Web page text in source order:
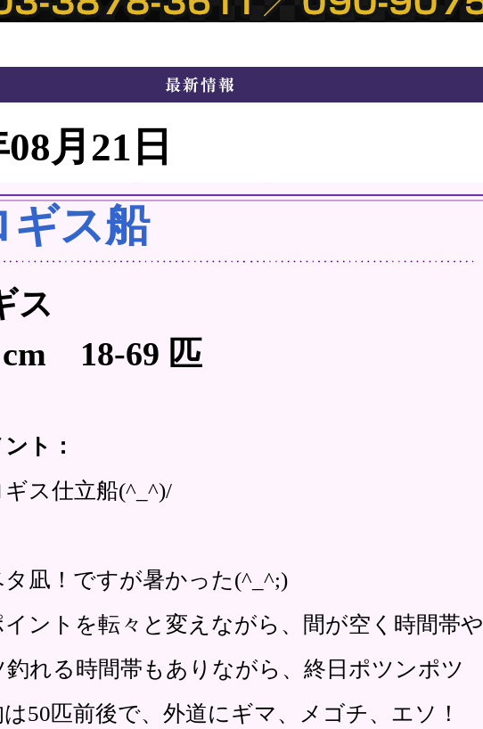
月21日
ギス船
ス
cm 18-69 匹
ト：
ス仕立船(^_^)/
凪！ですが暑かった(^_^;)
ントを転々と変えながら、間が空く時間帯や
釣れる時間帯もありながら、終日ポツンポツ
50匹前後で、外道にギマ、メゴチ、エソ！